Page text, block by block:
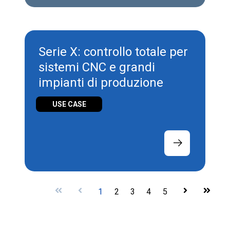
Serie X: controllo totale per
sistemi CNC e grandi
impianti di produzione
USE CASE
First Prev 1 2 3 4 5 Next Last